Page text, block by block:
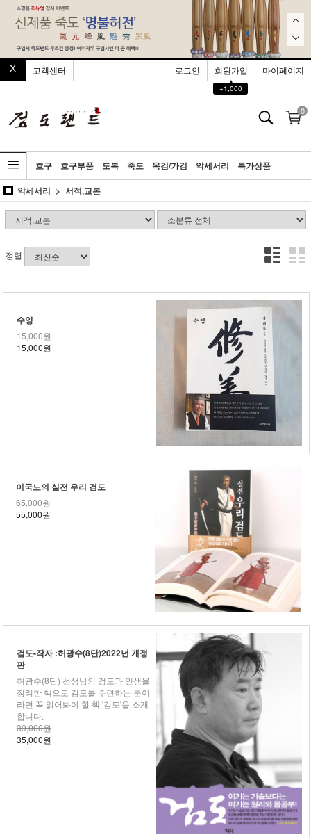
고객센터 로그인 회원가입
▲
+1,000
마이페이지
0
호구 호구부품 도복 죽도 목검/가검 악세서리
특가상품
악세서리
서적,교본
정렬
수양
15,000원
15,000원
이국노의 실전 우리 검도
65,000원
55,000원
검도-작자 :허광수(8단)2022년 개정
판
허광수(8단) 선생님의 검도과 인생을
정리한 책으로 검도를 수련하는 분이
라면 꼭 읽어봐야 할 책 '검도'을 소개
합니다.
39,000원
35,000원